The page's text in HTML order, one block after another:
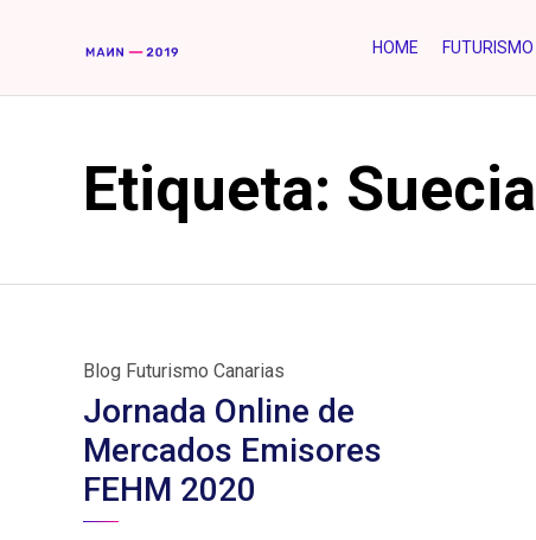
HOME FUTURISMO
Etiqueta: Suecia
Category
Blog Futurismo Canarias
Jornada Online de
Mercados Emisores
FEHM 2020